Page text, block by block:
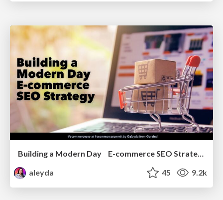
aleyda
45 9.2k